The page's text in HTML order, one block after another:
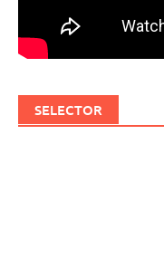
SELECTOR